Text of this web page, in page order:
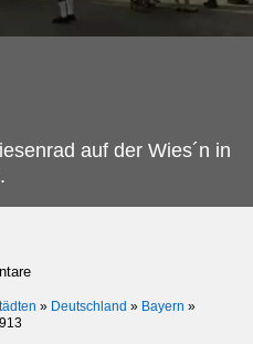
auf der Wies´n in
» Deutschland » Bayern »